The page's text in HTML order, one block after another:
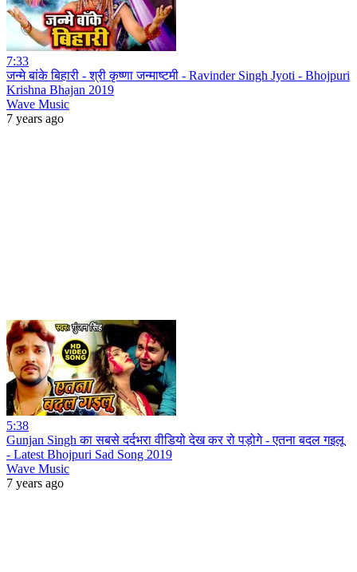
7:33
जन्मे बांके बिहारी - श्री कृष्णा जन्माष्टमी - Ravinder Singh Jyoti - Bhojpuri
Krishna Bhajan 2019
Wave Music
7 years ago
5:38
Gunjan Singh का सबसे दर्दभरा वीडियो देख कर रो पड़ोगे - एतना बदल गइलू
- Latest Bhojpuri Sad Song 2019
Wave Music
7 years ago